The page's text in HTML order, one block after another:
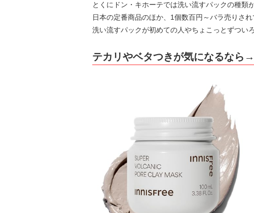
とくにドン・キホーテでは洗い流すパックの種
日本の定番商品のほか、1個数百円～バラ売りさ
洗い流すパックが初めての人やちょこっとずつい
テカリやベタつきが気になるなら